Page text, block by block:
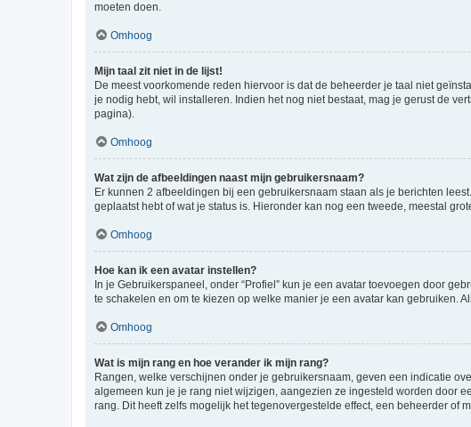
moeten doen.
Omhoog
Mijn taal zit niet in de lijst!
De meest voorkomende reden hiervoor is dat de beheerder je taal niet
je nodig hebt, wil installeren. Indien het nog niet bestaat, mag je gerust de
pagina).
Omhoog
Wat zijn de afbeeldingen naast mijn gebruikersnaam?
Er kunnen 2 afbeeldingen bij een gebruikersnaam staan als je berichten
geplaatst hebt of wat je status is. Hieronder kan nog een tweede, meestal
Omhoog
Hoe kan ik een avatar instellen?
In je Gebruikerspaneel, onder “Profiel” kun je een avatar toevoegen door
te schakelen en om te kiezen op welke manier je een avatar kan gebruiken.
Omhoog
Wat is mijn rang en hoe verander ik mijn rang?
Rangen, welke verschijnen onder je gebruikersnaam, geven een indicatie
algemeen kun je je rang niet wijzigen, aangezien ze ingesteld worden door
rang. Dit heeft zelfs mogelijk het tegenovergestelde effect, een beheerder of